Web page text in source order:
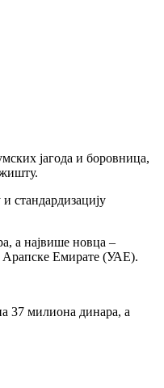
јагода и боровница,
стандардизацију
а највише новца –
Арапске Емирате (УАЕ).
37 милиона динара, а